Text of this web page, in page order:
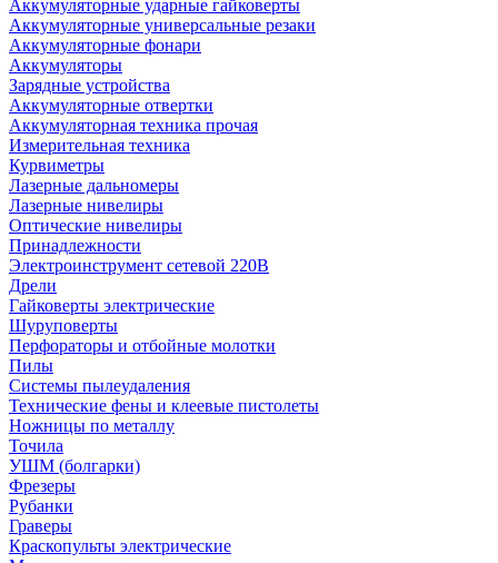
Аккумуляторные ударные гайковерты
Аккумуляторные универсальные резаки
Аккумуляторные фонари
Аккумуляторы
Зарядные устройства
Аккумуляторные отвертки
Аккумуляторная техника прочая
Измерительная техника
Курвиметры
Лазерные дальномеры
Лазерные нивелиры
Оптические нивелиры
Принадлежности
Электроинструмент сетевой 220В
Дрели
Гайковерты электрические
Шуруповерты
Перфораторы и отбойные молотки
Пилы
Системы пылеудаления
Технические фены и клеевые пистолеты
Ножницы по металлу
Точила
УШМ (болгарки)
Фрезеры
Рубанки
Граверы
Краскопульты электрические